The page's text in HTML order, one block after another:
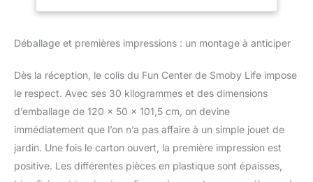
Française
toboggan, ou bien à
matchs de basket ou de
football. Ils pourront ainsi
imiter leur sportif préféré
bien la cage ! Ils auront
aussi la possibilité de
s’initier à l’escalade grâce
Déballage et premières impressions : un montage à anticiper
Dès la réception, le colis du Fun Center de Smoby Life impose
le respect. Avec ses 30 kilogrammes et des dimensions
d’emballage de 120 x 50 x 101,5 cm, on devine
immédiatement que l’on n’a pas affaire à un simple jouet de
jardin. Une fois le carton ouvert, la première impression est
positive. Les différentes pièces en plastique sont épaisses,